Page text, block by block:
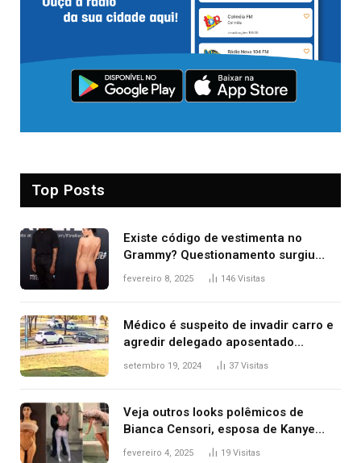
Top Posts
Existe código de vestimenta no
Grammy? Questionamento surgiu
após Bianca Censori, mulher de
fevereiro 8, 2025 146 Visitas
Médico é suspeito de invadir carro e
agredir delegado aposentado
durante confusão no trânsito
setembro 19, 2024 37 Visitas
Veja outros looks polêmicos de
Bianca Censori, esposa de Kanye
West que apareceu nua no Grammy
fevereiro 4, 2025 19 Visitas